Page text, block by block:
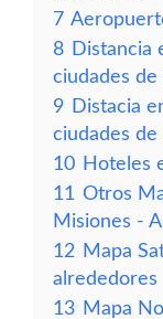
7
8 Distancia
ciudades de
9 Distacia
ciudades de
10 Hoteles
11 Otros
Misiones -
12 Mapa
alrededores
13 Mapa